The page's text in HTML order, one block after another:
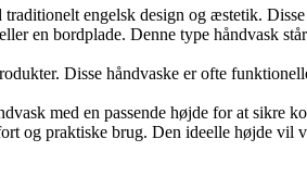
engelsk design og æstetik.
en bordplade. Denne type håndvask
Disse håndvaske er ofte
med en passende højde for at sikre
og praktiske brug. Den ideelle højde vil